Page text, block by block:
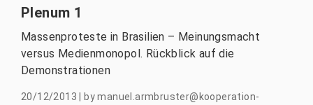
Plenum 1
Massenproteste in Brasilien – Meinungsmacht
versus Medienmonopol. Rückblick auf die
Demonstrationen
20/12/2013 bymanuel.armbruster@kooperation-